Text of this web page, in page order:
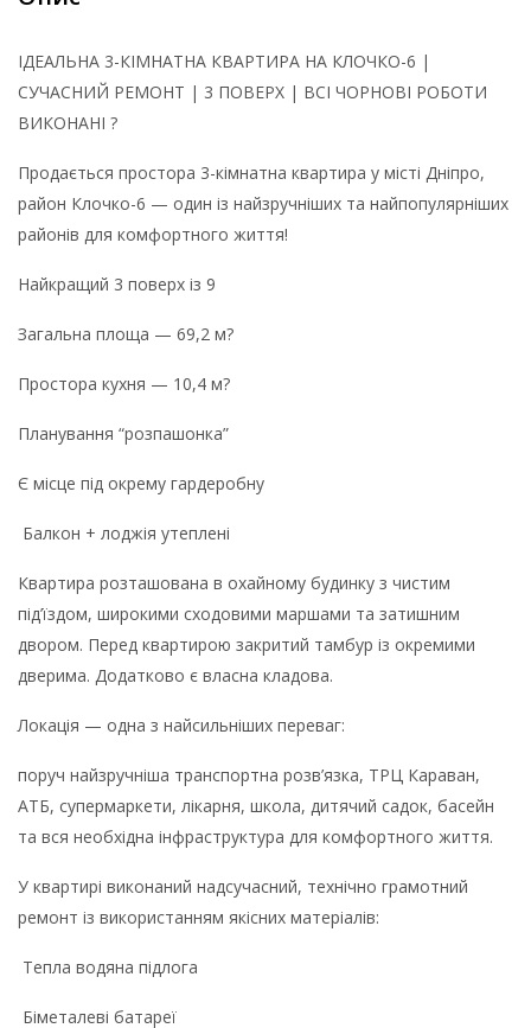
ІДЕАЛЬНА 3-КІМНАТНА КВАРТИРА НА КЛОЧКО-6 |
СУЧАСНИЙ РЕМОНТ | 3 ПОВЕРХ | ВСІ ЧОРНОВІ РОБОТИ
ВИКОНАНІ ?
Продається простора 3-кімнатна квартира у місті Дніпро,
район Клочко-6 — один із найзручніших та найпопулярніших
районів для комфортного життя!
Найкращий 3 поверх із 9
Загальна площа — 69,2 м?
Простора кухня — 10,4 м?
Планування “розпашонка”
Є місце під окрему гардеробну
Балкон + лоджія утеплені
Квартира розташована в охайному будинку з чистим
під’їздом, широкими сходовими маршами та затишним
двором. Перед квартирою закритий тамбур із окремими
дверима. Додатково є власна кладова.
Локація — одна з найсильніших переваг:
поруч найзручніша транспортна розв’язка, ТРЦ Караван,
АТБ, супермаркети, лікарня, школа, дитячий садок, басейн
та вся необхідна інфраструктура для комфортного життя.
У квартирі виконаний надсучасний, технічно грамотний
ремонт із використанням якісних матеріалів:
Тепла водяна підлога
Біметалеві батареї